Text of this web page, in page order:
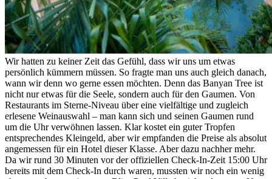
Wir hatten zu keiner Zeit das Gefühl, dass wir uns um etwas
persönlich kümmern müssen. So fragte man uns auch gleich danach,
wann wir denn wo gerne essen möchten. Denn das Banyan Tree ist
nicht nur etwas für die Seele, sondern auch für den Gaumen. Von
Restaurants im Sterne-Niveau über eine vielfältige und zugleich
erlesene Weinauswahl – man kann sich und seinen Gaumen rund
um die Uhr verwöhnen lassen. Klar kostet ein guter Tropfen
entsprechendes Kleingeld, aber wir empfanden die Preise als absolut
angemessen für ein Hotel dieser Klasse. Aber dazu nachher mehr.
Da wir rund 30 Minuten vor der offiziellen Check-In-Zeit 15:00 Uhr
bereits mit dem Check-In durch waren, mussten wir noch ein wenig